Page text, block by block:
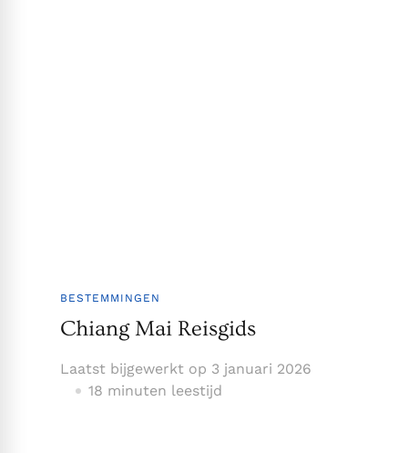
BESTEMMINGEN
Chiang Mai Reisgids
Laatst bijgewerkt op 3 januari 2026
18 minuten leestijd